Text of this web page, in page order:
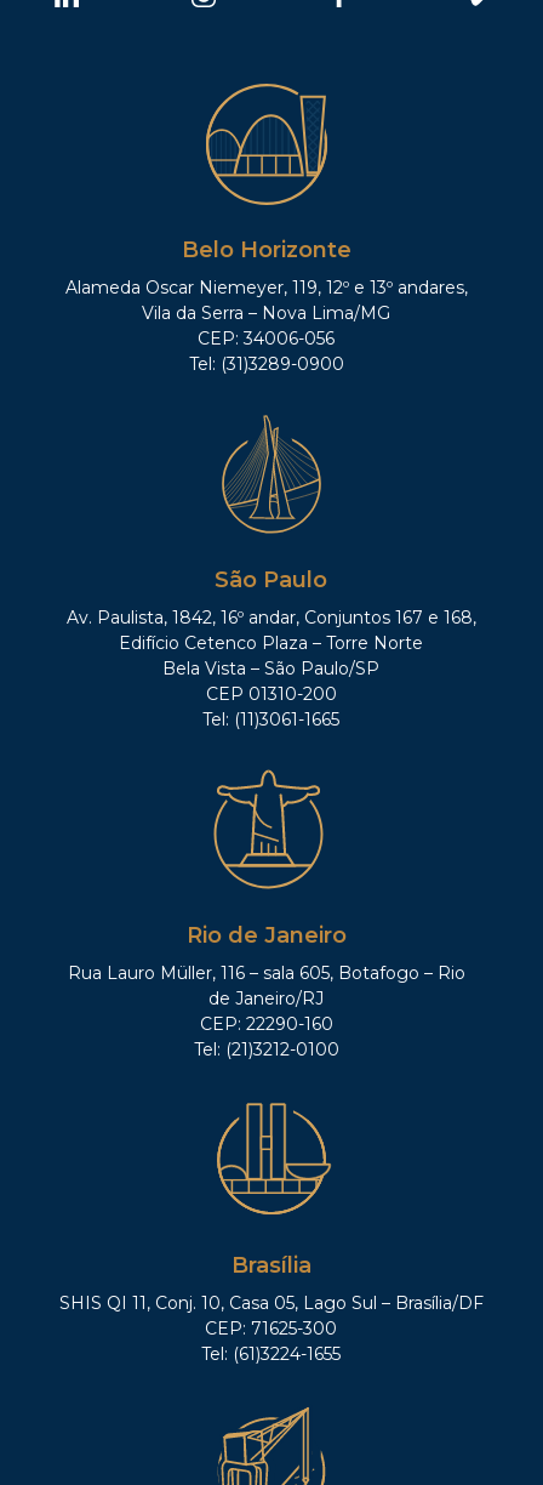
Belo Horizonte
Alameda Oscar Niemeyer, 119, 12º e 13º andares,
Vila da Serra – Nova Lima/MG
CEP: 34006-056
Tel: (31)3289-0900
São Paulo
Av. Paulista, 1842, 16º andar, Conjuntos 167 e 168,
Edifício Cetenco Plaza – Torre Norte
Bela Vista – São Paulo/SP
CEP 01310-200
Tel: (11)3061-1665
Rio de Janeiro
Rua Lauro Müller, 116 – sala 605, Botafogo – Rio
de Janeiro/RJ
CEP: 22290-160
Tel: (21)3212-0100
Brasília
SHIS QI 11, Conj. 10, Casa 05, Lago Sul – Brasília/DF
CEP: 71625-300
Tel: (61)3224-1655